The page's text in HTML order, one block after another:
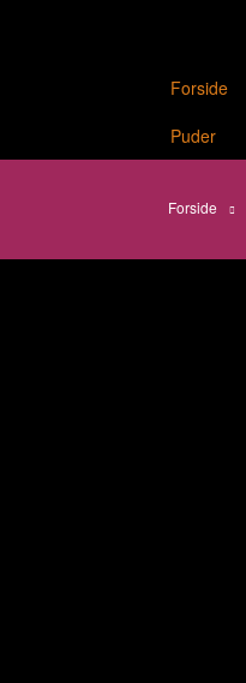
Forside
Puder
Forside